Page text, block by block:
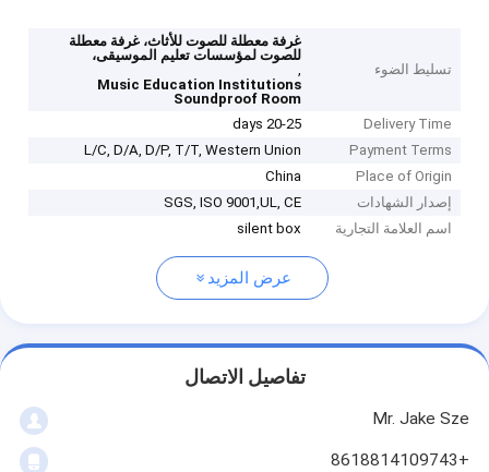
تسليط الضوء
غرفة معطلة للصوت للأثاث، غرفة معطلة
للصوت لمؤسسات تعليم الموسيقى،
,
Music Education Institutions
Soundproof Room
Delivery Time
20-25 days
Payment Terms
L/C, D/A, D/P, T/T, Western Union
Place of Origin
China
إصدار الشهادات
SGS, ISO 9001,UL, CE
اسم العلامة التجارية
silent box
عرض المزيد
تفاصيل الاتصال
Mr. Jake Sze
+8618814109743